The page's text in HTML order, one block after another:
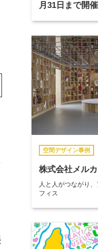
月31日まで開催
空間デザイン事例
株式会社メル
人と人がつながり
フィス